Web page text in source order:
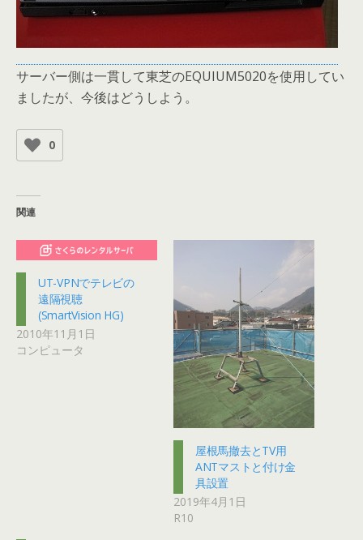
サーバー側は一貫して東芝のEQUIUM5020を使用してい
ましたが、今後はどうしよう。
0
関連
UT-VPNでテレビの
遠隔視聴
(SmartVision HG)
2010年11月1日
コンピュータ
屋根馬撤去とTV用
ANTマストと付け金
具設置
2019年4月1日
R10